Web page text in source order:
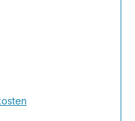
edlen
alles möglich!